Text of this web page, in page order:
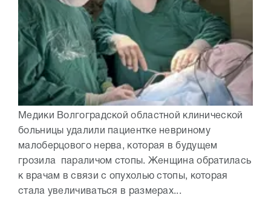
Медики Волгоградской областной клинической
больницы удалили пациентке невриному
малоберцового нерва, которая в будущем
грозила параличом стопы. Женщина обратилась
к врачам в связи с опухолью стопы, которая
стала увеличиваться в размерах...